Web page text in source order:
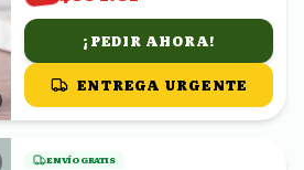
¡PEDIR AHORA!
ENTREGA URGENTE
ENVÍO GRATIS